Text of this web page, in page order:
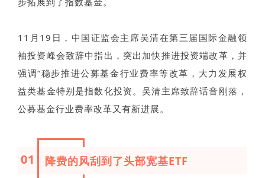
11月19日，中国证监会主席吴清在第三届国际金融领
袖投资峰会致辞中指出，突出加快推进投资端改革，并
强调“稳步推进公募基金行业费率等改革，大力发展权
益类基金特别是指数化投资。吴清主席致辞话音刚落，
公募基金行业费率改革又有新进展。
01 降费的风刮到了头部宽基ETF